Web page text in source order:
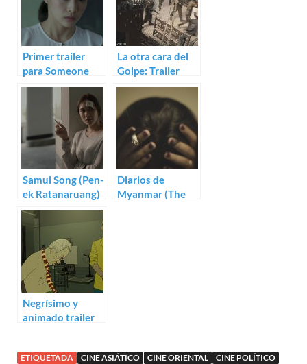
Primer trailer
para Someone
from Nowhere de
Prabda Yoon
La otra cara del
Golpe: Trailer
para Myanmar
Diaries
Samui Song (Pen-
ek Ratanaruang)
Diarios de
Myanmar (The
Negrísimo y
animado trailer
ETIQUETADA CINE ASIÁTICO CINE ORIENTAL
CINE POLÍTICO